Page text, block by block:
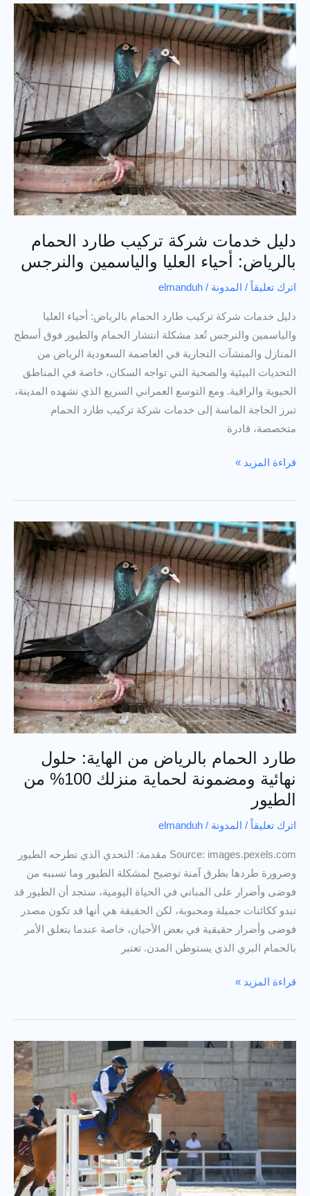
في
شمال
الرياض
لحماية
المنازل
من
الأضرار
والروائح
دليل خدمات شركة تركيب طارد الحمام
بالرياض: أحياء العليا والياسمين والنرجس
اترك تعليقاً / المدونة /
elmanduh
دليل خدمات شركة تركيب طارد الحمام بالرياض: أحياء العليا
والياسمين والنرجس تُعد مشكلة انتشار الحمام والطيور فوق أسطح
المنازل والمنشآت التجارية في العاصمة السعودية الرياض من
التحديات البيئية والصحية التي تواجه السكان، خاصة في المناطق
الحيوية والراقية. ومع التوسع العمراني السريع الذي تشهده المدينة،
تبرز الحاجة الماسة إلى خدمات شركة تركيب طارد الحمام
متخصصة، قادرة
دليل
شركة
طارد
الحمام
بالرياض:
أحياء
العليا
والياسمين
والنرجس
قراءة المزيد »
طارد الحمام بالرياض من الهاية: حلول
نهائية ومضمونة لحماية منزلك 100% من
الطيور
اترك تعليقاً / المدونة /
elmanduh
Source: images.pexels.com مقدمة: التحدي الذي تطرحه الطيور
وضرورة طردها بطرق آمنة توضيح لمشكلة الطيور وما تسببه من
فوضى وأضرار على المباني في الحياة اليومية، ستجد أن الطيور قد
تبدو ككائنات جميلة ومحبوبة، لكن الحقيقة هي أنها قد تكون مصدر
فوضى وأضرار حقيقية في بعض الأحيان، خاصة عندما يتعلق الأمر
بالحمام البري الذي يستوطن المدن. تعتبر
طارد
بالرياض
الهاية:
نهائية
ومضمونة
منزلك
100%
من
قراءة المزيد »